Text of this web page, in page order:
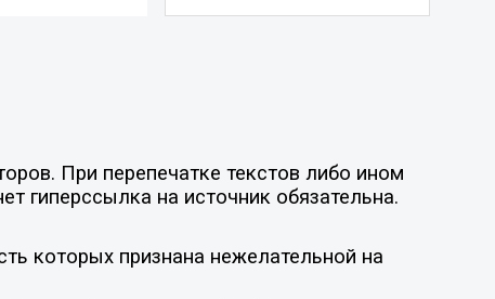
При перепечатке текстов либо ином
гиперссылка на источник обязательна.
которых признана нежелательной на